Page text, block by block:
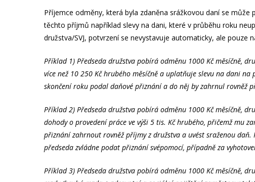
Příjemce odměny, která byla zdaněna srážkovou daní se
těchto příjmů například slevy na dani, které v průběhu roku
družstva/SVJ, potvrzení se nevystavuje automaticky, ale pouze
Příklad 1) Předseda družstva pobírá odměnu 1000 Kč měsíčně,
více než 10 250 Kč hrubého měsíčně a uplatňuje slevu na dani
skončení roku podal daňové přiznání a do něj by zahrnul rovněž
Příklad 2) Předseda družstva pobírá odměnu 1000 Kč měsíčně,
dohody o provedení práce ve výši 5 tis. Kč hrubého, přičemž mu
přiznání zahrnout rovněž příjmy z družstva a uvést sraženou
předseda zvládne podat přiznání svépomocí, případně za
Příklad 3) Předseda družstva pobírá odměnu 1000 Kč měsíčně,